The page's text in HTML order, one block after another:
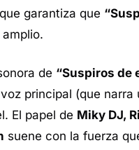
garantiza que
de “Suspiros de
principal (que
El papel de Miky DJ,
suene con la fuerza